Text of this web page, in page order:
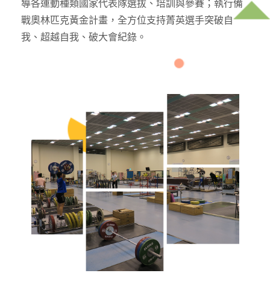
導各運動種類國家代表隊選拔、培訓與參賽；執行備
戰奧林匹克黃金計畫，全方位支持菁英選手突破自
我、超越自我、破大會紀錄。